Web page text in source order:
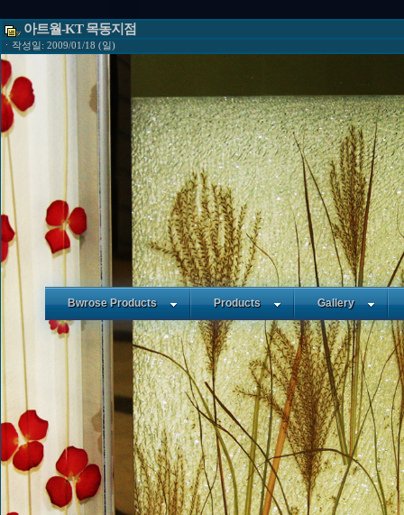
Bwrose Products Products Gallery
아트월-KT 목동지점
ㆍ작성일: 2009/01/18 (일)